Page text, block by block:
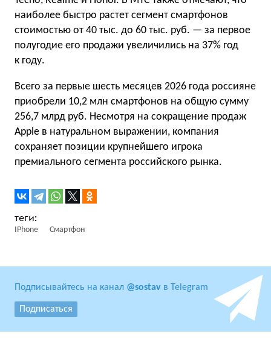
наиболее быстро растет сегмент смартфонов
стоимостью от 40 тыс. до 60 тыс. руб. — за первое
полугодие его продажи увеличились на 37% год
к году.
Всего за первые шесть месяцев 2026 года россияне
приобрели 10,2 млн смартфонов на общую сумму
256,7 млрд руб. Несмотря на сокращение продаж
Apple в натуральном выражении, компания
сохраняет позиции крупнейшего игрока
премиального сегмента российского рынка.
IPhone Смартфон
Подписывайтесь на канал @sostav в Telegram
Подписаться